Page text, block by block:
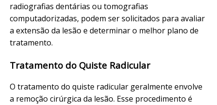
radiografias dentárias ou tomografias
computadorizadas, podem ser solicitados para avaliar
a extensão da lesão e determinar o melhor plano de
tratamento.
Tratamento do Quiste Radicular
O tratamento do quiste radicular geralmente envolve
a remoção cirúrgica da lesão. Esse procedimento é